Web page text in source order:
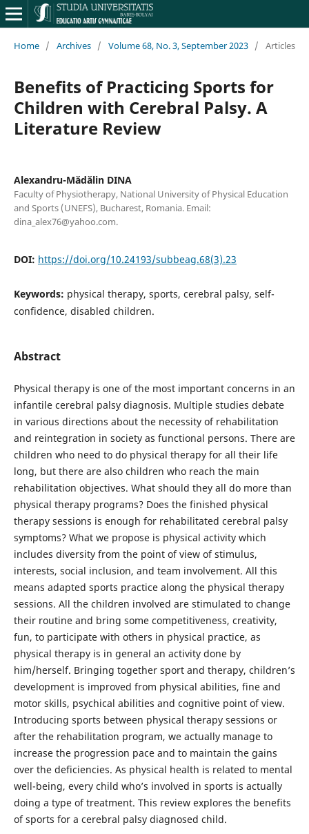
Home / Archives / Volume 68, No. 3, September 2023 / Articles
Benefits of Practicing Sports for
Children with Cerebral Palsy. A
Literature Review
Alexandru-Mădălin DINA
Faculty of Physiotherapy, National University of Physical Education
and Sports (UNEFS), Bucharest, Romania. Email:
dina_alex76@yahoo.com.
DOI: https://doi.org/10.24193/subbeag.68(3).23
Keywords: physical therapy, sports, cerebral palsy, self-
confidence, disabled children.
Abstract
Physical therapy is one of the most important concerns in an
infantile cerebral palsy diagnosis. Multiple studies debate
in various directions about the necessity of rehabilitation
and reintegration in society as functional persons. There are
children who need to do physical therapy for all their life
long, but there are also children who reach the main
rehabilitation objectives. What should they all do more than
physical therapy programs? Does the finished physical
therapy sessions is enough for rehabilitated cerebral palsy
symptoms? What we propose is physical activity which
includes diversity from the point of view of stimulus,
interests, social inclusion, and team involvement. All this
means adapted sports practice along the physical therapy
sessions. All the children involved are stimulated to change
their routine and bring some competitiveness, creativity,
fun, to participate with others in physical practice, as
physical therapy is in general an activity done by
him/herself. Bringing together sport and therapy, children’s
development is improved from physical abilities, fine and
motor skills, psychical abilities and cognitive point of view.
Introducing sports between physical therapy sessions or
after the rehabilitation program, we actually manage to
increase the progression pace and to maintain the gains
over the deficiencies. As physical health is related to mental
well-being, every child who’s involved in sports is actually
doing a type of treatment. This review explores the benefits
of sports for a cerebral palsy diagnosed child.